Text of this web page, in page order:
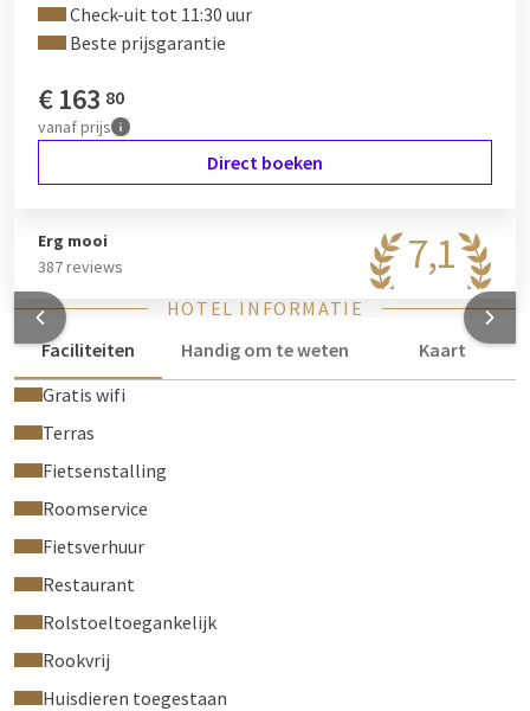
Check-uit tot 11:30 uur
Beste prijsgarantie
€163 80
vanafprijs
Direct boeken
7,1
Erg mooi
387 reviews
HOTEL INFORMATIE
Faciliteiten
Handig om te weten
Kaart
Gratis wifi
Terras
Fietsenstalling
Roomservice
Fietsverhuur
Restaurant
Rolstoeltoegankelijk
Rookvrij
Huisdieren toegestaan